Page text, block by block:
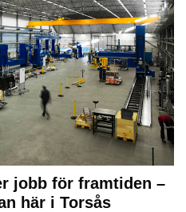
jobb för framtiden –
här i Torsås